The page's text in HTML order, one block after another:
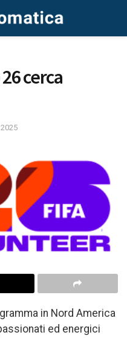
cerca
in Nord America
ed energici